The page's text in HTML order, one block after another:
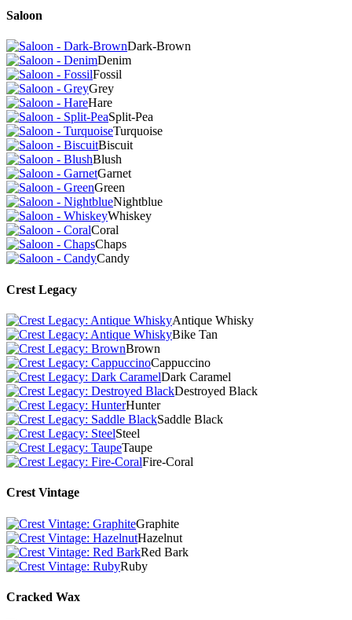
Saloon
Dark-Brown
Denim
Fossil
Grey
Hare
Split-Pea
Turquoise
Biscuit
Blush
Garnet
Green
Nightblue
Whiskey
Coral
Chaps
Candy
Crest Legacy
Antique Whisky
Bike Tan
Brown
Cappuccino
Dark Caramel
Destroyed Black
Hunter
Saddle Black
Steel
Taupe
Fire-Coral
Crest Vintage
Graphite
Hazelnut
Red Bark
Ruby
Cracked Wax